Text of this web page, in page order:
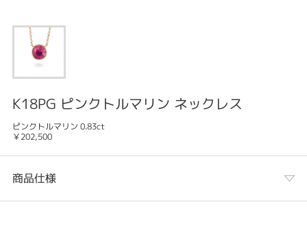
K18PG ピンクトルマリン ネックレス
ピンクトルマリン 0.83ct
￥202,500
商品仕様